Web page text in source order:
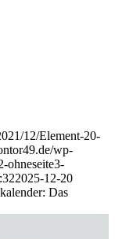
12/Element-20-
wp-
ohneseite3-
2025-12-20
Das